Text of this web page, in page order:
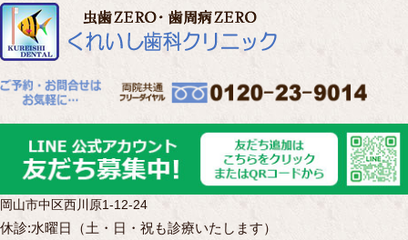
岡山市中区西川原1-12-24
休診:水曜日（土・日・祝も診療いたします）